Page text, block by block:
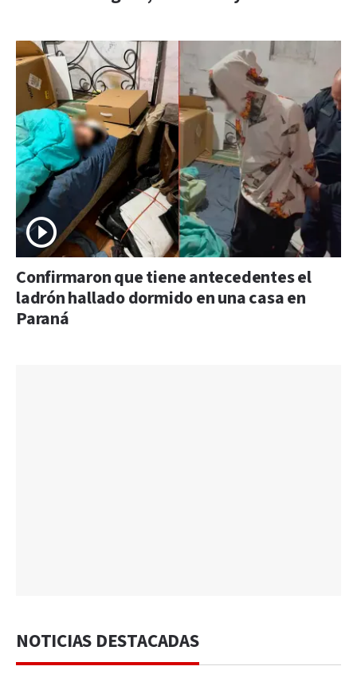
Confirmaron que tiene antecedentes el
ladrón hallado dormido en una casa en
Paraná
NOTICIAS DESTACADAS